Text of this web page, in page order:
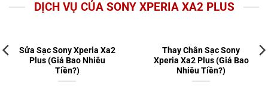
DỊCH VỤ CỦA SONY XPERIA XA2 PLUS
Sửa Sạc Sony Xperia Xa2
Plus (Giá Bao Nhiêu
Tiền?)
Thay Chân Sạc Sony
Xperia Xa2 Plus (Giá Bao
Nhiêu Tiền?)